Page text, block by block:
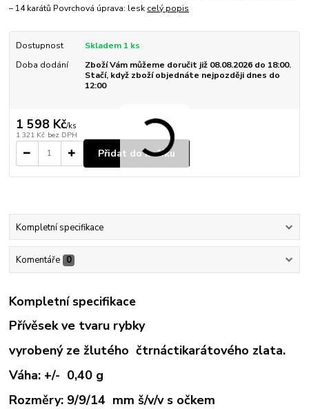
– 14 karátů Povrchová úprava: lesk celý popis
Dostupnost
Skladem 1 ks
Doba dodání
Zboží Vám můžeme doručit již 08.08.2026 do 18:00.
Stačí, když zboží objednáte nejpozději dnes do
12:00
1 598 Kč/ks
1 321 Kč bez DPH
Přidat do košíku
Kompletní specifikace
Komentáře 0
Kompletní specifikace
Přívěsek ve tvaru rybky
vyrobený ze žlutého čtrnáctikarátového zlata.
Váha: +/- 0,40 g
Rozměry: 9/9/14 mm š/v/v s očkem